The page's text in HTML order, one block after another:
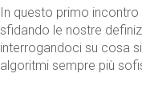
In questo primo
sfidando le nostre
interrogandoci su cosa
algoritmi sempre più